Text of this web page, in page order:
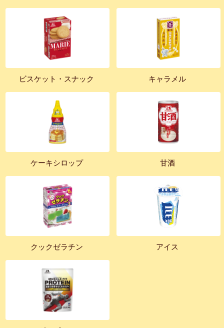
ビスケット・スナック キャラメル
ケーキシロップ 甘酒
クックゼラチン アイス